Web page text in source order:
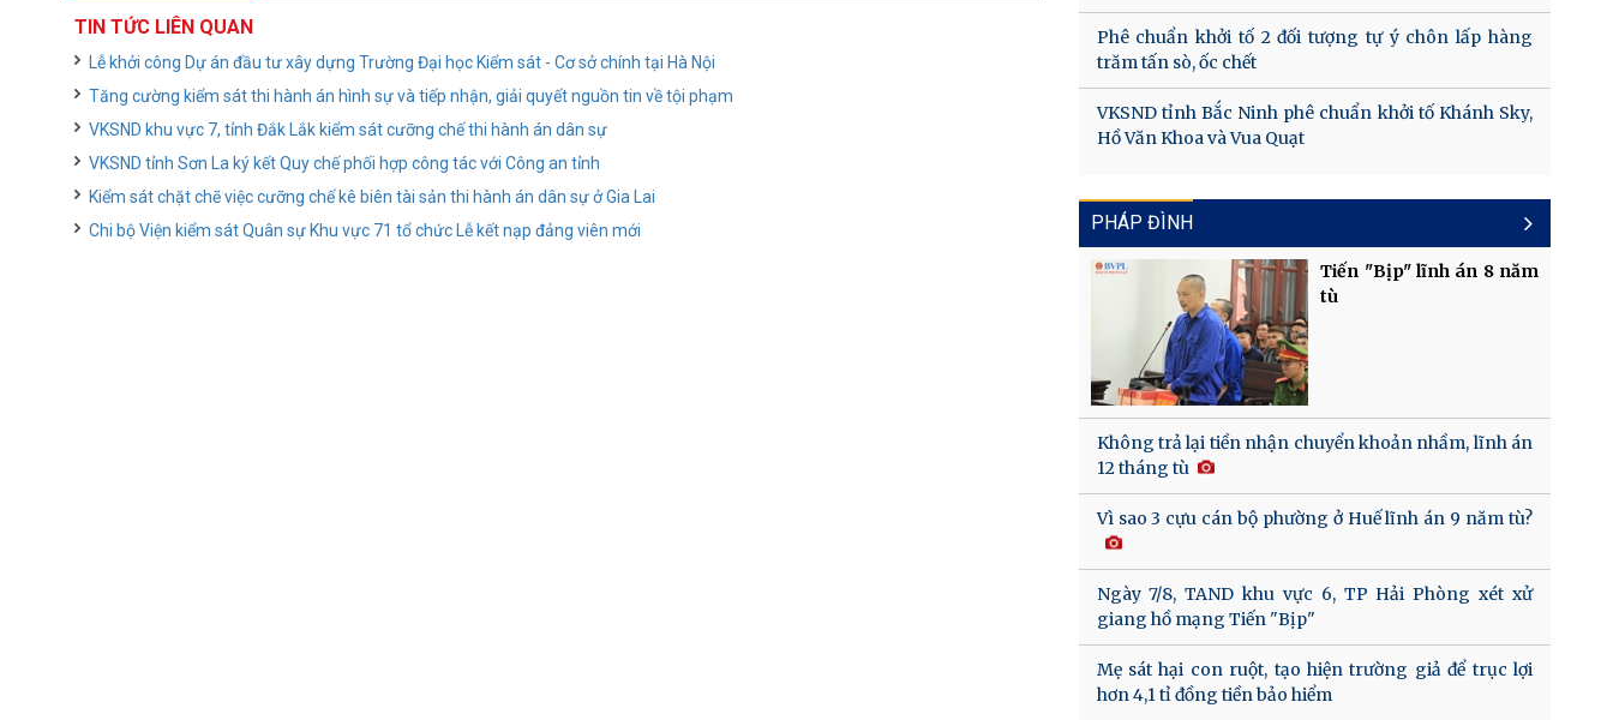
TIN TỨC LIÊN QUAN
Lễ khởi công Dự án đầu tư xây dựng Trường Đại học Kiểm sát - Cơ sở chính tại Hà Nội
Tăng cường kiểm sát thi hành án hình sự và tiếp nhận, giải quyết nguồn tin về tội phạm
VKSND khu vực 7, tỉnh Đắk Lắk kiểm sát cưỡng chế thi hành án dân sự
VKSND tỉnh Sơn La ký kết Quy chế phối hợp công tác với Công an tỉnh
Kiểm sát chặt chẽ việc cưỡng chế kê biên tài sản thi hành án dân sự ở Gia Lai
Chi bộ Viện kiểm sát Quân sự Khu vực 71 tổ chức Lễ kết nạp đảng viên mới
Phê chuẩn khởi tố 2 đối tượng tự ý chôn lấp hàng
trăm tấn sò, ốc chết
VKSND tỉnh Bắc Ninh phê chuẩn khởi tố Khánh Sky,
Hồ Văn Khoa và Vua Quạt
PHÁP ĐÌNH
Tiến "Bịp" lĩnh án 8 năm
tù
Không trả lại tiền nhận chuyển khoản nhầm, lĩnh án
12 tháng tù
Vì sao 3 cựu cán bộ phường ở Huế lĩnh án 9 năm tù?
Ngày 7/8, TAND khu vực 6, TP Hải Phòng xét xử
giang hồ mạng Tiến "Bịp"
Mẹ sát hại con ruột, tạo hiện trường giả để trục lợi
hơn 4,1 tỉ đồng tiền bảo hiểm